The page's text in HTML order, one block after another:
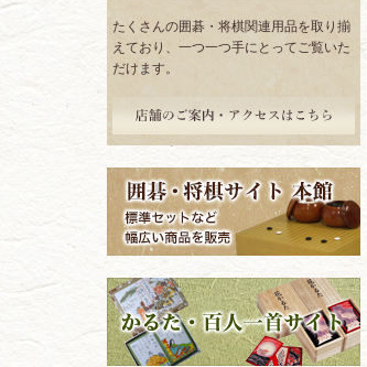
たくさんの囲碁・将棋関連用品を取り揃
えており、一つ一つ手にとってご覧いた
だけます。